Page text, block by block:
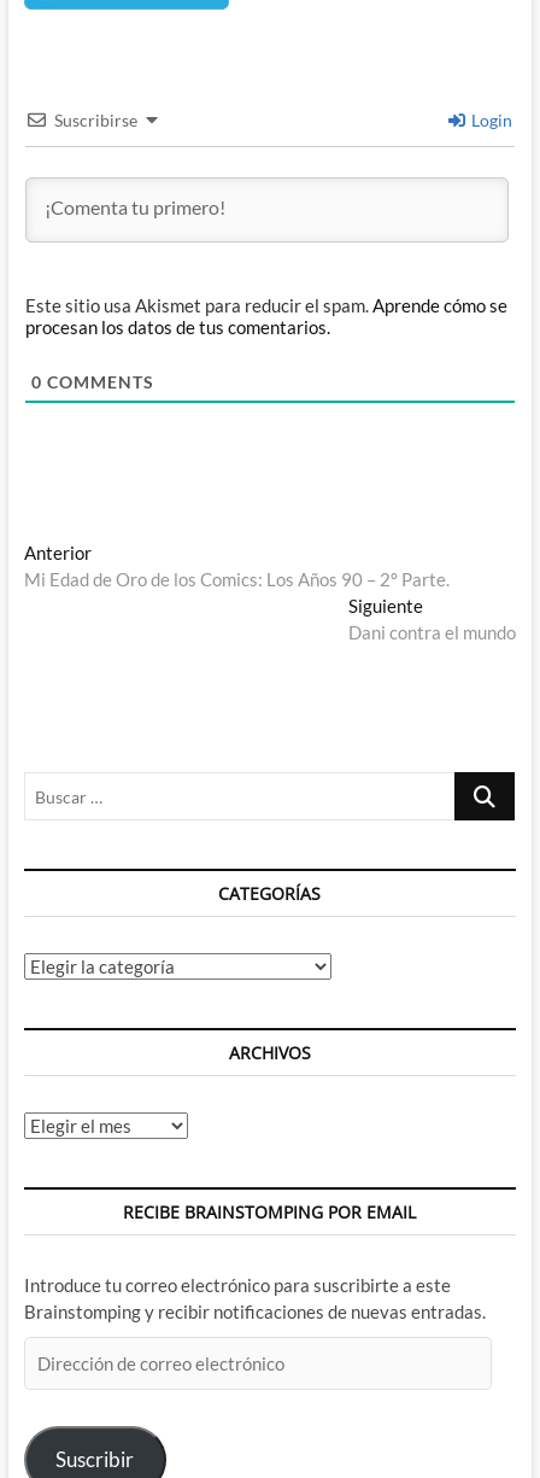
Suscribirse Login
Este sitio usa Akismet para reducir el spam.Aprende cómo se
procesan los datos de tus comentarios.
0 COMMENTS
Navegación
de
AnteriorEntrada
anterior:
Mi Edad de Oro de los Comics: Los Años 90 – 2º Parte.
SiguienteEntrada
siguiente:
Dani contra el mundo
Buscar
CATEGORÍAS
Categorías
ARCHIVOS
Archivos
RECIBE BRAINSTOMPING POR EMAIL
Introduce tu correo electrónico para suscribirte a este
Brainstomping y recibir notificaciones de nuevas entradas.
de
electrónico
Suscribir